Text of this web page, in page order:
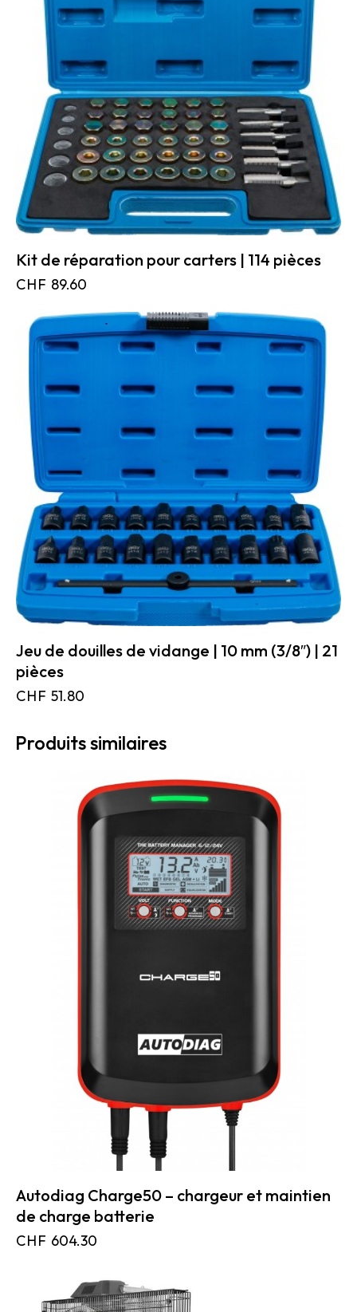
Kit de réparation pour carters | 114 pièces
CHF 89.60
Jeu de douilles de vidange | 10 mm (3/8″) | 21
pièces
CHF 51.80
Produits similaires
Autodiag Charge50 – chargeur et maintien
de charge batterie
CHF 604.30